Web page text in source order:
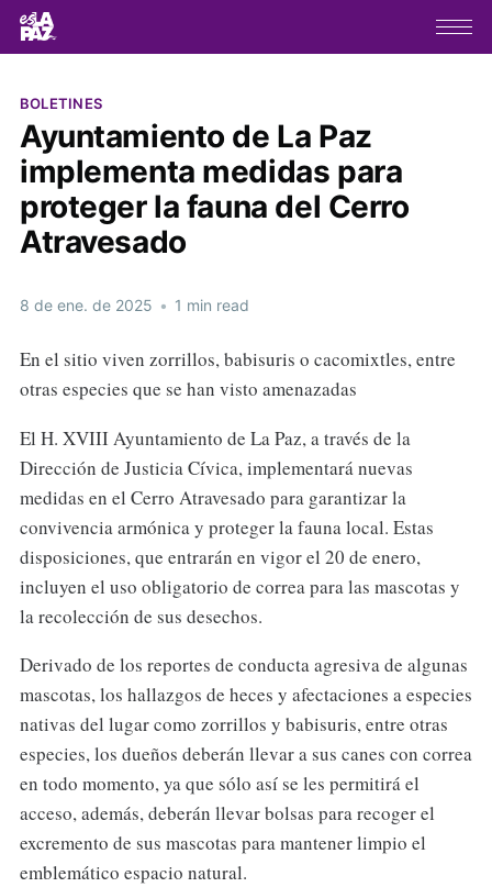
BOLETINES
Ayuntamiento de La Paz
implementa medidas para
proteger la fauna del Cerro
Atravesado
8 de ene. de 2025 • 1 min read
En el sitio viven zorrillos, babisuris o cacomixtles, entre
otras especies que se han visto amenazadas
El H. XVIII Ayuntamiento de La Paz, a través de la
Dirección de Justicia Cívica, implementará nuevas
medidas en el Cerro Atravesado para garantizar la
convivencia armónica y proteger la fauna local. Estas
disposiciones, que entrarán en vigor el 20 de enero,
incluyen el uso obligatorio de correa para las mascotas y
la recolección de sus desechos.
Derivado de los reportes de conducta agresiva de algunas
mascotas, los hallazgos de heces y afectaciones a especies
nativas del lugar como zorrillos y babisuris, entre otras
especies, los dueños deberán llevar a sus canes con correa
en todo momento, ya que sólo así se les permitirá el
acceso, además, deberán llevar bolsas para recoger el
excremento de sus mascotas para mantener limpio el
emblemático espacio natural.